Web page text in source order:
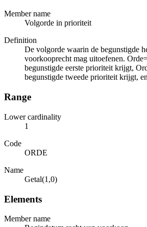
Member name
Volgorde in prioriteit
Definition
De volgorde waarin de begunstigde
voorkooprecht mag uitoefenen.
begunstigde eerste prioriteit krijgt,
begunstigde tweede prioriteit krijgt,
Range
Lower cardinality
1
Code
ORDE
Name
Getal(1,0)
Elements
Member name